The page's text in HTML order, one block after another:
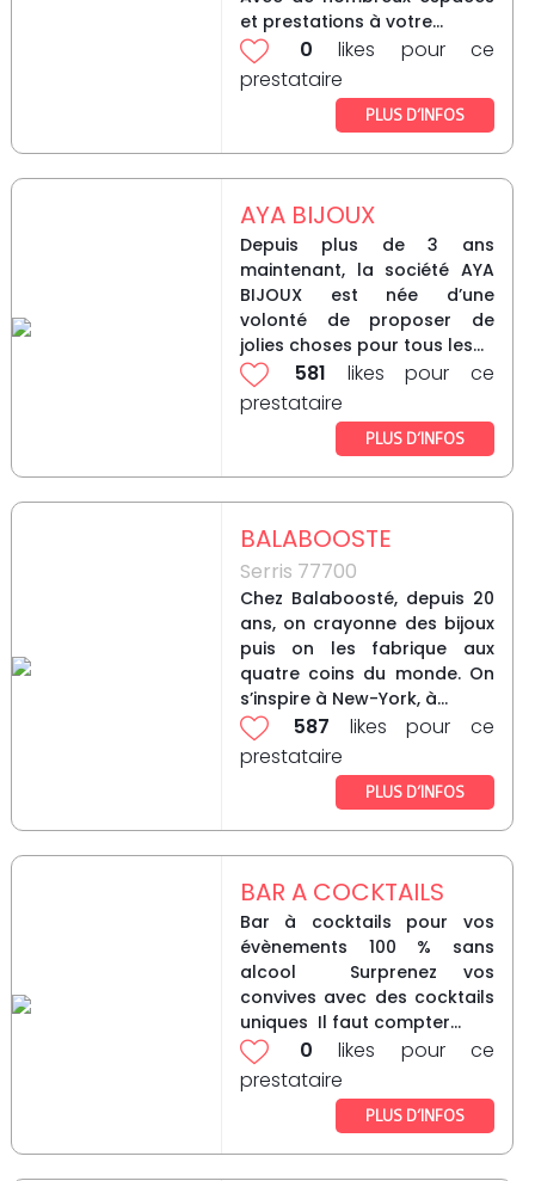
et prestations à votre...
0 likes pour ce
prestataire
PLUS D’INFOS
AYA BIJOUX
Depuis plus de 3 ans
maintenant, la société AYA
BIJOUX est née d’une
volonté de proposer de
jolies choses pour tous les...
581 likes pour ce
prestataire
PLUS D’INFOS
BALABOOSTE
Serris 77700
Chez Balaboosté, depuis 20
ans, on crayonne des bijoux
puis on les fabrique aux
quatre coins du monde. On
s’inspire à New-York, à...
587 likes pour ce
prestataire
PLUS D’INFOS
BAR A COCKTAILS
Bar à cocktails pour vos
évènements 100 % sans
alcool Surprenez vos
convives avec des cocktails
uniques Il faut compter...
0 likes pour ce
prestataire
PLUS D’INFOS